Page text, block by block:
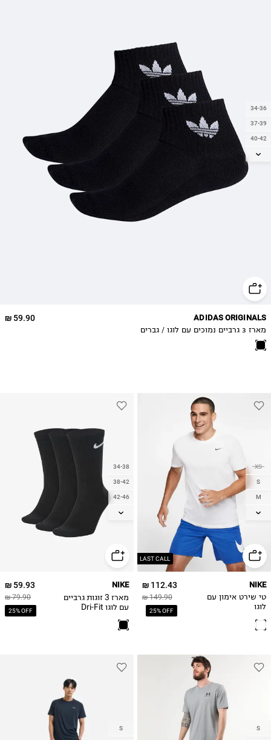
34-36
37-39
40-42
43-45
59.90 ₪ ADIDAS ORIGINALS
מארז 3 גרביים נמוכים עם לוגו / גברים
LAST CALL
XS
S
M
L
3XL
4XL
112.43 ₪
149.90 ₪
25% OFF
NIKE
טי שירט אימון עם
לוגו
34-38
38-42
42-46
46-50
59.93 ₪
79.90 ₪
25% OFF
NIKE
מארז 3 זוגות גרביים
עם לוגו Dri-Fit
S
S